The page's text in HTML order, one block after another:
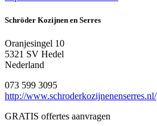
Schröder Kozijnen en Serres
Oranjesingel 10
5321 SV Hedel
Nederland
073 599 3095
http://www.schroderkozijnenenserres.nl/
GRATIS offertes aanvragen